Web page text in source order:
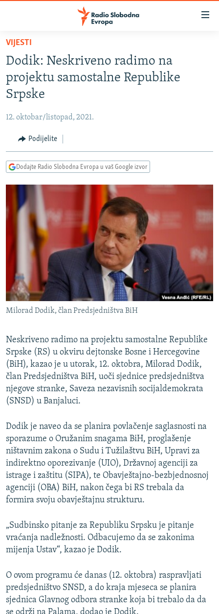
Pređite
glavni
sadržaj
Pređite
na
glavnu
Pređite
na
pretragu
VIJESTI
BOSNA I HERCEGOVINA
SRBIJA
CRNA GORA
VIZUELNO
RAT U UKRAJINI
KINA NA BALKANU
RSE PRIČE IZ SVIJETA
ISPRIČAJ MI
DNEVNO@RSE
SPECIJALI RSE
VIŠE OD NASLOVA
GENOCID U SREBRENICI
POPLAVE I KLIZIŠTA U BIH 2024.
TV LIBERTY
POST SCRIPTUM
MOJA EVROPA
TRI DECENIJE OD RATA U BIH
SVE KARTE DEJTONA
NASTANAK I RASPAD JUGOSLAVIJE
PRATITE NAS
Sve RFE/RL stranice
VIJESTI
Dodik: Neskriveno radimo na
projektu samostalne Republike
Srpske
12. oktobar/listopad, 2021.
Podijelite
Dodajte Radio Slobodna Evropa u vaš Google izvor
Milorad Dodik, član Predsjedništva BiH
Neskriveno radimo na projektu samostalne Republike
Srpske (RS) u okviru dejtonske Bosne i Hercegovine
(BiH), kazao je u utorak, 12. oktobra, Milorad Dodik,
član Predsjedništva BiH, uoči sjednice predsjedništva
njegove stranke, Saveza nezavisnih socijaldemokrata
(SNSD) u Banjaluci.
Dodik je naveo da se planira povlačenje saglasnosti na
sporazume o Oružanim snagama BiH, proglašenje
ništavnim zakona o Sudu i Tužilaštvu BiH, Upravi za
indirektno oporezivanje (UIO), Državnoj agenciji za
istrage i zaštitu (SIPA), te Obavještajno-bezbjednosnoj
agenciji (OBA) BiH, nakon čega bi RS trebala da
formira svoju obavještajnu strukturu.
„Sudbinsko pitanje za Republiku Srpsku je pitanje
vraćanja nadležnosti. Odbacujemo da se zakonima
mijenja Ustav“, kazao je Dodik.
O ovom programu će danas (12. oktobra) raspravljati
predsjedništvo SNSD, a do kraja mjeseca se planira
sjednica Glavnog odbora stranke koja bi trebalo da da